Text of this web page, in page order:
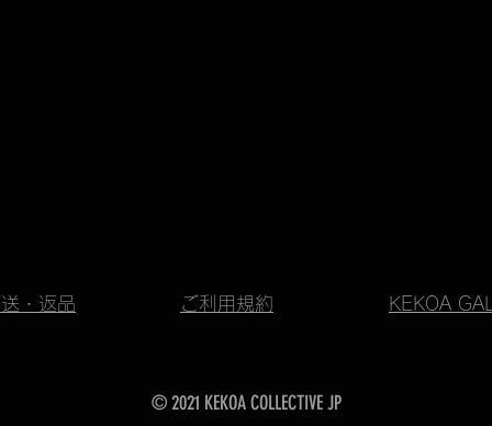
・返品 ご利用規約 KEKOA
© 2021 KEKOA COLLECTIVE JP